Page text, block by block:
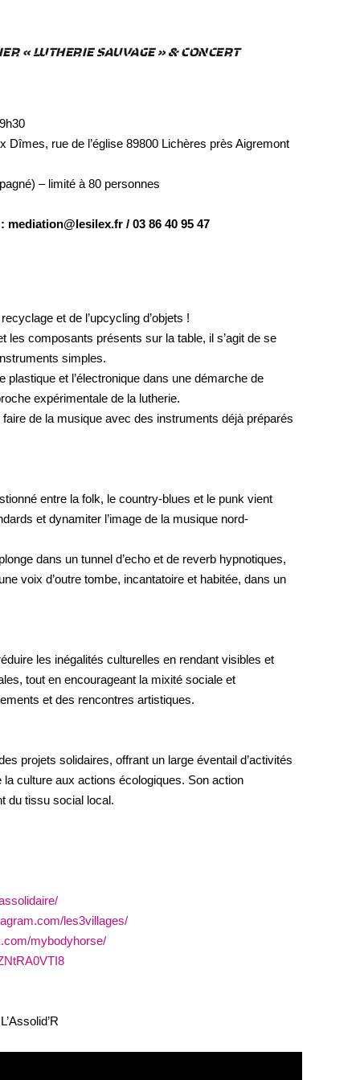
« LUTHERIE SAUVAGE » & CONCERT
Dîmes, rue de l’église 89800 Lichères près Aigremont
– limité à 80 personnes
/ 03 86 40 95 47
et de l’upcycling d’objets !
composants présents sur la table, il s’agit de se
simples.
plastique et l’électronique dans une démarche de
expérimentale de la lutherie.
de la musique avec des instruments déjà préparés
entre la folk, le country-blues et le punk vient
et dynamiter l’image de la musique nord-
dans un tunnel d’echo et de reverb hypnotiques,
voix d’outre tombe, incantatoire et habitée, dans un
les inégalités culturelles en rendant visibles et
tout en encourageant la mixité sociale et
et des rencontres artistiques.
projets solidaires, offrant un large éventail d’activités
culture aux actions écologiques. Son action
du tissu social local.
les3villages/
mybodyhorse/